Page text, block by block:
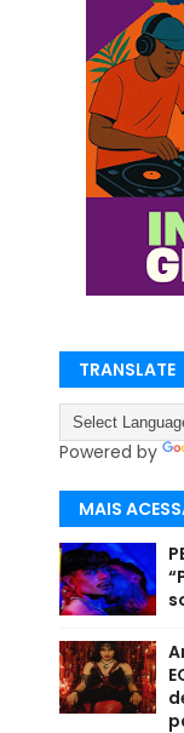
TRANSLATE
Powered by
MAIS